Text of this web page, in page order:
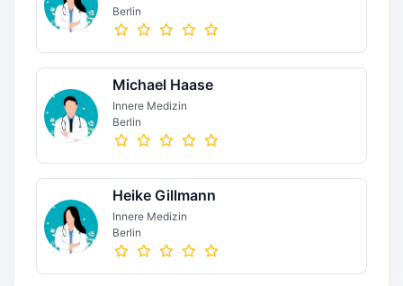
Berlin
Michael Haase
Innere Medizin
Berlin
Heike Gillmann
Innere Medizin
Berlin